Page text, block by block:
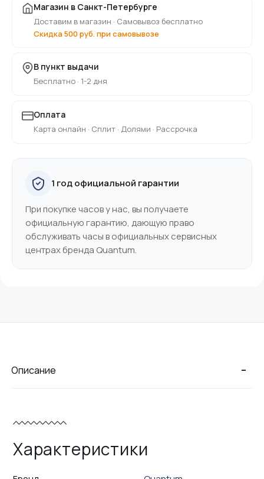
Магазин в Санкт-Петербурге
Доставим в магазин · Самовывоз бесплатно
Скидка 500 руб. при самовывозе
В пункт выдачи
Бесплатно · 1-2 дня
Оплата
Карта онлайн · Сплит · Долями · Рассрочка
1 год официальной гарантии
При покупке часов у нас, вы получаете
официальную гарантию, дающую право
обслуживать часы в официальных сервисных
центрах бренда Quantum.
-
Описание
Характеристики